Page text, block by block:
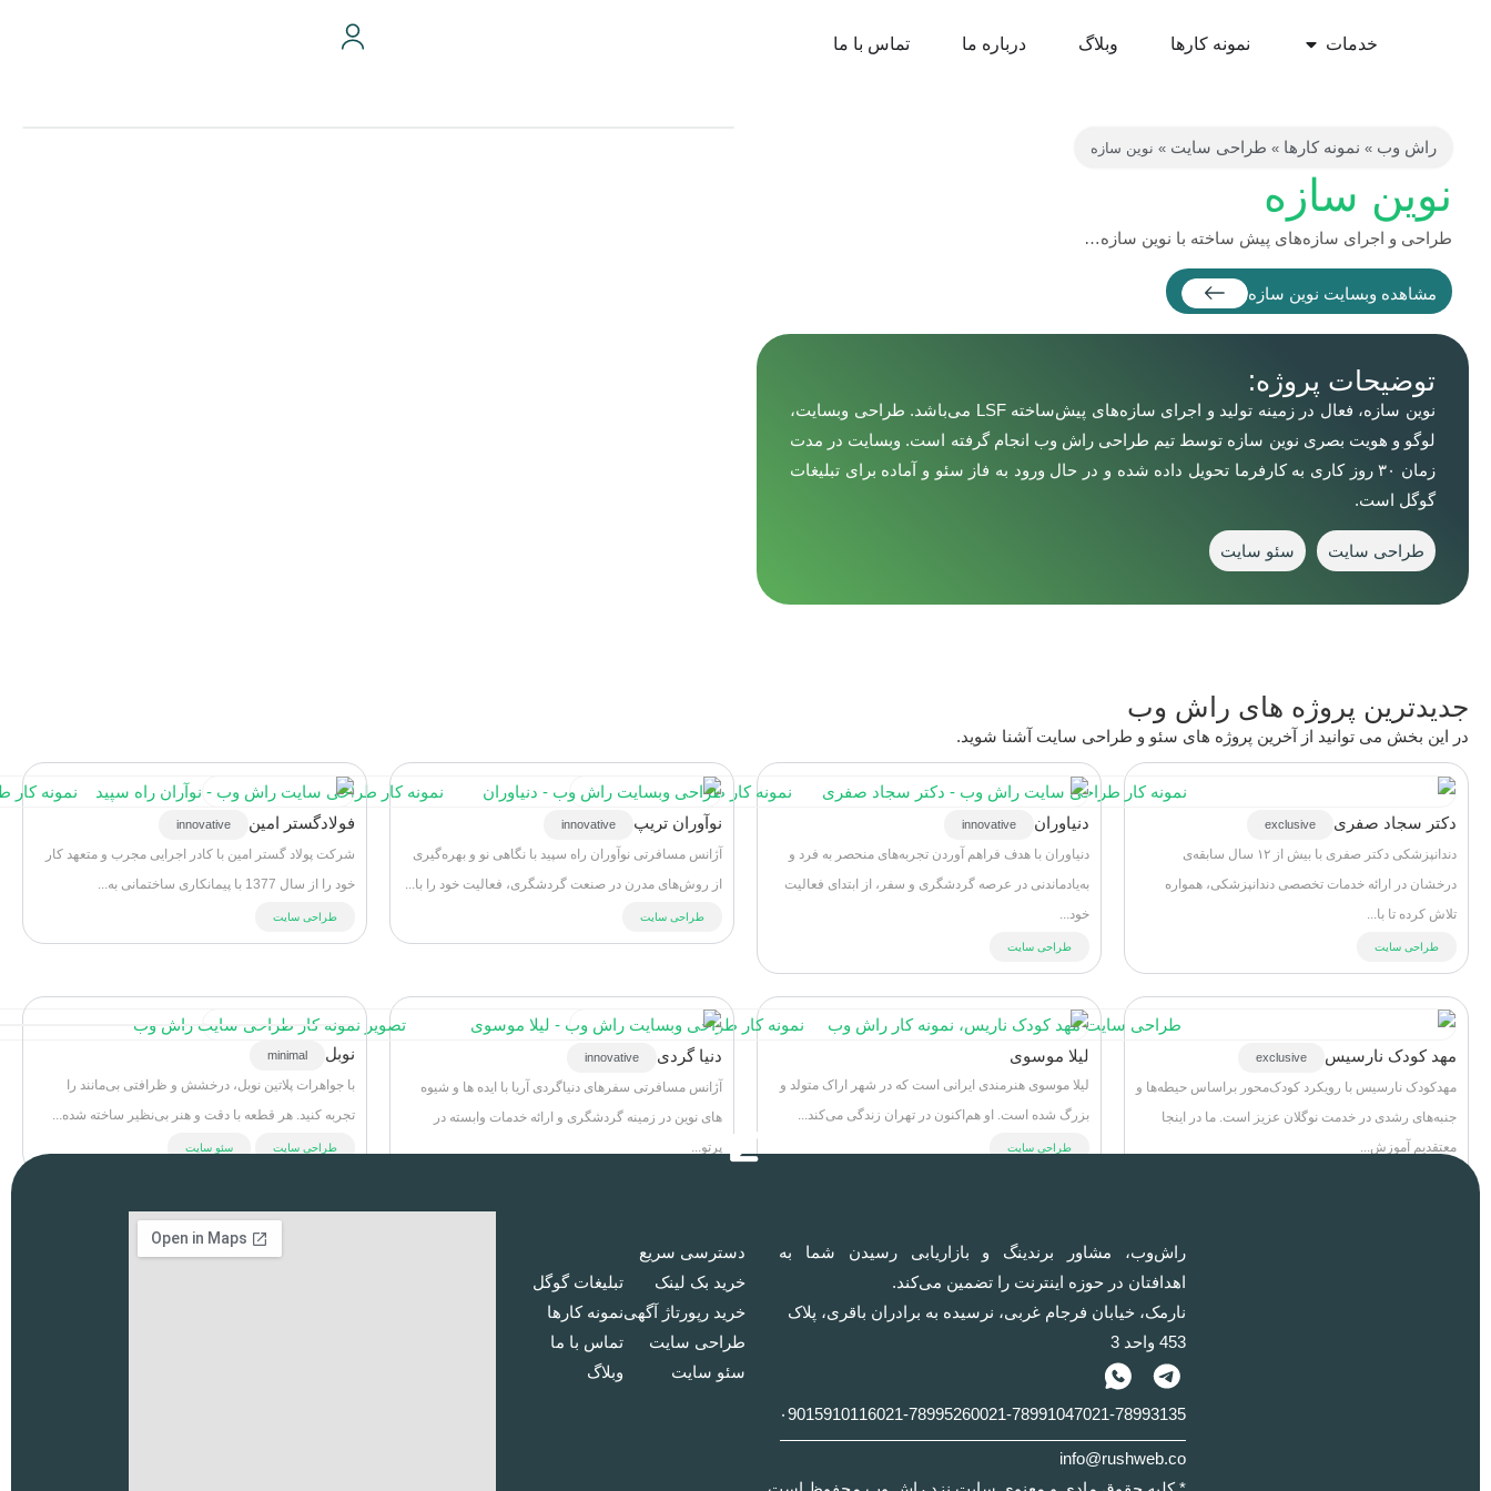
خدمات نمونه کارها وبلاگ درباره ما تماس با ما
راش وب » نمونه کارها » طراحی سایت » نوین سازه
نوین سازه
طراحی و اجرای سازه‌های پیش ساخته با نوین سازه…
مشاهده وبسایت نوین سازه
توضیحات پروژه:
نوین سازه، فعال در زمینه تولید و اجرای سازه‌های پیش‌ساخته LSF می‌باشد. طراحی وبسایت،
لوگو و هویت بصری نوین سازه توسط تیم طراحی راش وب انجام گرفته است. وبسایت در مدت
زمان ۳۰ روز کاری به کارفرما تحویل داده شده و در حال ورود به فاز سئو و آماده برای تبلیغات
گوگل است.
طراحی سایت سئو سایت
جدیدترین پروژه های راش وب
در این بخش می توانید از آخرین پروژه های سئو و طراحی سایت آشنا شوید.
دکتر سجاد صفری exclusive
دندانپزشکی دکتر صفری با بیش از ۱۲ سال سابقه‌ی
درخشان در ارائه خدمات تخصصی دندانپزشکی، همواره
تلاش کرده تا با...
طراحی سایت
دنیاوران innovative
دنیاوران با هدف فراهم آوردن تجربه‌های منحصر به فرد و
به‌یادماندنی در عرصه گردشگری و سفر، از ابتدای فعالیت
خود...
طراحی سایت
نوآوران تریپ innovative
آژانس مسافرتی نوآوران راه سپید با نگاهی نو و بهره‌گیری
از روش‌های مدرن در صنعت گردشگری، فعالیت خود را با...
طراحی سایت
فولادگستر امین innovative
شرکت پولاد گستر امین با کادر اجرایی مجرب و متعهد کار
خود را از سال 1377 با پیمانکاری ساختمانی به...
طراحی سایت
مهد کودک نارسیس exclusive
مهدکودک نارسیس با رویکرد کودک‌محور براساس حیطه‌ها و
جنبه‌های رشدی در خدمت نوگلان عزیز است. ما در اینجا
معتقدیم آموزش...
لیلا موسوی
لیلا موسوی هنرمندی ایرانی است که در شهر اراک متولد و
بزرگ شده است. او هم‌اکنون در تهران زندگی می‌کند...
طراحی سایت
دنیا گردی innovative
آژانس مسافرتی سفرهای دنیاگردی آریا با ایده ها و شیوه
های نوین در زمینه گردشگری و ارائه خدمات وابسته در
پرتو...
نوبل minimal
با جواهرات پلاتین نوبل، درخشش و ظرافتی بی‌مانند را
تجربه کنید. هر قطعه با دقت و هنر بی‌نظیر ساخته شده...
طراحی سایت سئو سایت
راش‌وب‌، مشاور برندینگ و بازاریابی رسیدن شما به
اهدافتان در حوزه اینترنت را تضمین می‌کند.
نارمک، خیابان فرجام غربی، نرسیده به برادران باقری، پلاک
453 واحد 3
021-78993135
021-78991047
021-78995260۰9015910116
info@rushweb.co
دسترسی سریع
خرید بک لینک
خرید رپورتاژ آگهی
طراحی سایت
سئو سایت
تبلیغات گوگل
نمونه کار‌ها
تماس با ما
وبلاگ